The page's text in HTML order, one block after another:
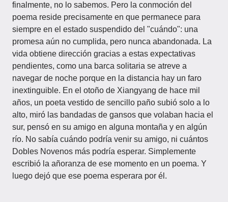
finalmente, no lo sabemos. Pero la conmoción del
poema reside precisamente en que permanece para
siempre en el estado suspendido del "cuándo": una
promesa aún no cumplida, pero nunca abandonada. La
vida obtiene dirección gracias a estas expectativas
pendientes, como una barca solitaria se atreve a
navegar de noche porque en la distancia hay un faro
inextinguible. En el otoño de Xiangyang de hace mil
años, un poeta vestido de sencillo paño subió solo a lo
alto, miró las bandadas de gansos que volaban hacia el
sur, pensó en su amigo en alguna montaña y en algún
río. No sabía cuándo podría venir su amigo, ni cuántos
Dobles Novenos más podría esperar. Simplemente
escribió la añoranza de ese momento en un poema. Y
luego dejó que ese poema esperara por él.